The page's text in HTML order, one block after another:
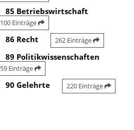
85 Betriebswirtschaft
100 Einträge
86 Recht 262 Einträge
89 Politikwissenschaften
59 Einträge
90 Gelehrte 220 Einträge